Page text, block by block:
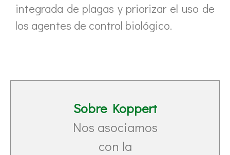
integrada de plagas y priorizar el uso de
los agentes de control biológico.
Sobre Koppert
Nos asociamos
con la